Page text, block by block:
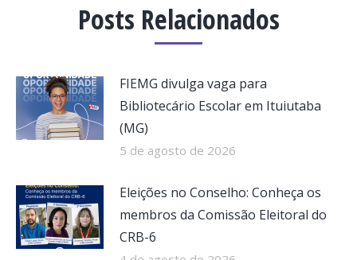
Posts Relacionados
FIEMG divulga vaga para
Bibliotecário Escolar em Ituiutaba
(MG)
5 de agosto de 2026
Eleições no Conselho: Conheça os
membros da Comissão Eleitoral do
CRB-6